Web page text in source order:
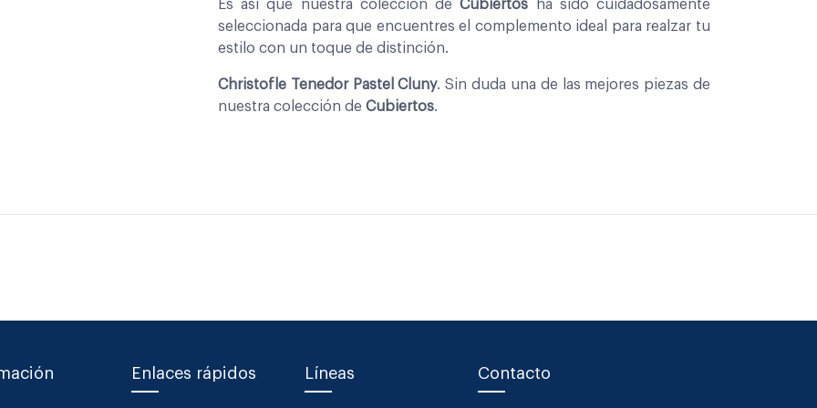
Es asi que nuestra coleccion deCubiertos ha sido cuidadosamente
seleccionada para que encuentres el complemento ideal para realzar tu
estilo con un toque de distinción.
Christofle Tenedor Pastel Cluny. Sin duda una de las mejores piezas de
nuestra colección de Cubiertos.
Enlaces rápidos Líneas Contacto